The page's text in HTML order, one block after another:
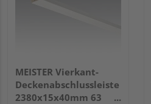
MEISTER Vierkant-
Deckenabschlussleiste
2380x15x40mm 63